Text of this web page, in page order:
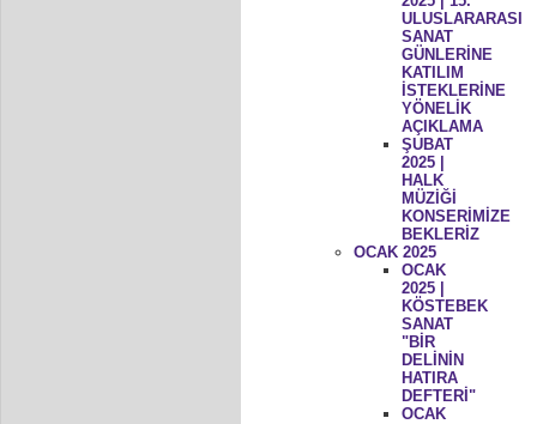
ULUSLARARASI
SANAT
GÜNLERİNE
KATILIM
İSTEKLERİNE
YÖNELİK
AÇIKLAMA
ŞUBAT
2025 |
HALK
MÜZİĞİ
KONSERİMİZE
BEKLERİZ
OCAK 2025
OCAK
2025 |
KÖSTEBEK
SANAT
"BİR
DELİNİN
HATIRA
DEFTERİ"
OCAK